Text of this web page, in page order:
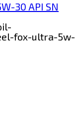
30 API SN
fox-ultra-5w-